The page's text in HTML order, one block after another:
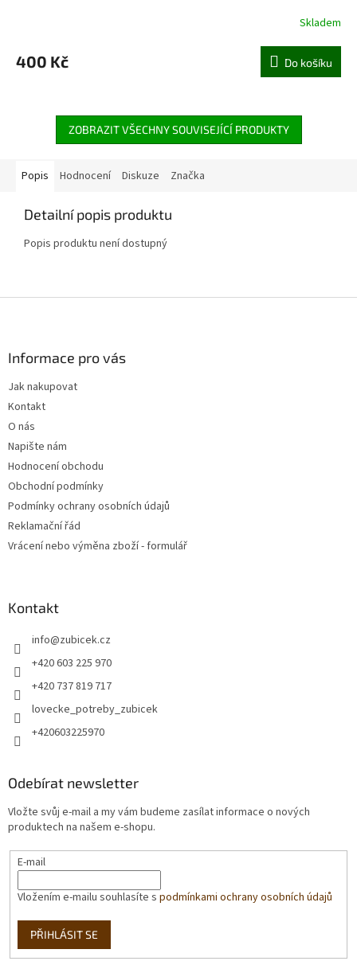
Skladem
400 Kč Do košíku
ZOBRAZIT VŠECHNY SOUVISEJÍCÍ PRODUKTY
Popis Hodnocení Diskuze Značka
Detailní popis produktu
Popis produktu není dostupný
Informace pro vás
Jak nakupovat
Kontakt
O nás
Napište nám
Hodnocení obchodu
Obchodní podmínky
Podmínky ochrany osobních údajů
Reklamační řád
Vrácení nebo výměna zboží - formulář
Kontakt
info@zubicek.cz
+420 603 225 970
+420 737 819 717
lovecke_potreby_zubicek
+420603225970
Odebírat newsletter
Vložte svůj e-mail a my vám budeme zasílat informace o nových
produktech na našem e-shopu.
E-mail
Vložením e-mailu souhlasíte s podmínkami ochrany osobních údajů
PŘIHLÁSIT SE